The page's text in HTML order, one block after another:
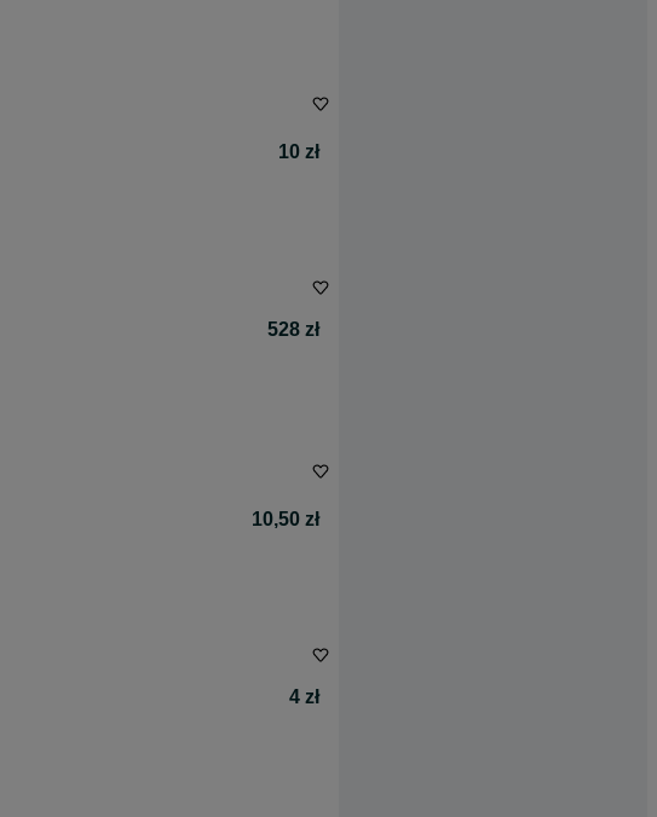
10 zł
528 zł
10,50 zł
4 zł